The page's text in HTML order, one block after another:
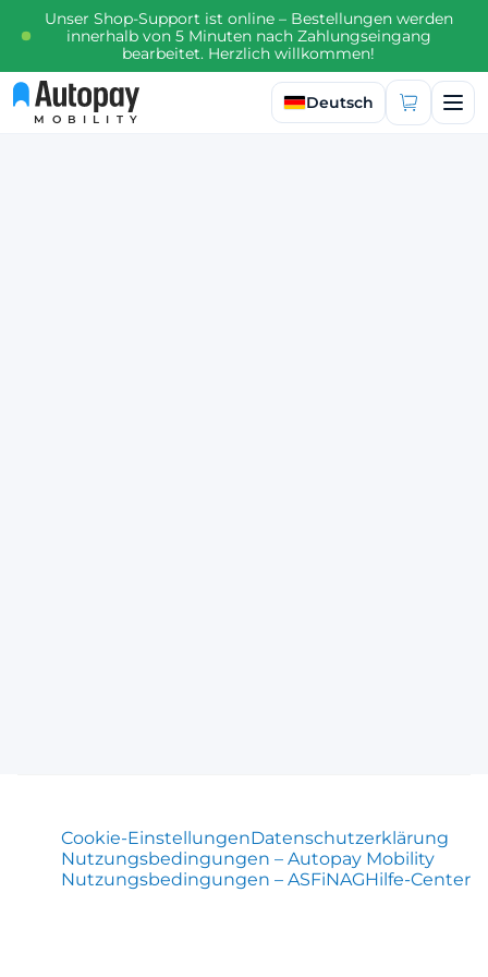
Unser Shop-Support ist online – Bestellungen werden
innerhalb von 5 Minuten nach Zahlungseingang
bearbeitet. Herzlich willkommen!
MOBILITY
Sprache auswählen
Deutsch
Cookie-EinstellungenDatenschutzerklärung
Nutzungsbedingungen – Autopay Mobility
Nutzungsbedingungen – ASFiNAGHilfe-Center